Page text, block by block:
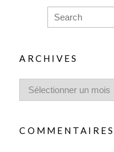
ARCHIVES
COMMENTAIRES